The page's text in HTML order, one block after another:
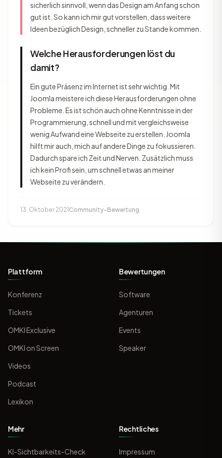
sicherlich sinnvoll, wenn das Design am Anfang schon
gut ist. So kann ich mir gut vorstellen, dass weitere
Ideen bezüglich Design, schneller zu Stande kommen.
Welche Herausforderungen löst du
damit?
Ein gute Präsenz im Internet ist sehr wichtig. Mit
Joomla meistere ich diese Herausforderungen ohne
Probleme. Es ist schön auch ohne Kenntnisse in der
Programmierung, schnell und mit vergleichsweise
wenig Aufwand eine Webseite zu erstellen. Joomla
hilft mir auch, mich auf andere Dinge zu fokussieren.
Dadurch spare ich Zeit und Nerven. Zusätzlich muss
ich kein Profi sein, um schnell etwas an meiner
Webseite zu verändern.
13. Oktober 2021 Community-Bewertung
Plattform
Konferenz
Tickets
OMKI Exclusive
OMKI on Screen
Videos
Podcast
Lexikon
Bewertungen
Software
Agenturen
Events
Speaker
Mehr
KI-Sichtbarkeits-Check
Rechtliches
Impressum